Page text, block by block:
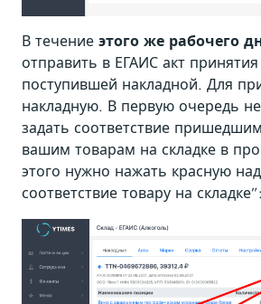
В течение этого же рабочего
отправить в ЕГАИС акт
поступившей накладной. Для
накладную. В первую очередь
задать соответствие
вашим товарам на складке в
этого нужно нажать красную
соответствие товару на складке”: